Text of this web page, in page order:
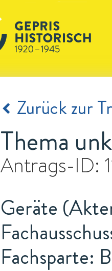
Zurück zur
Thema
Antrags-ID:
Geräte
Fachsparte: